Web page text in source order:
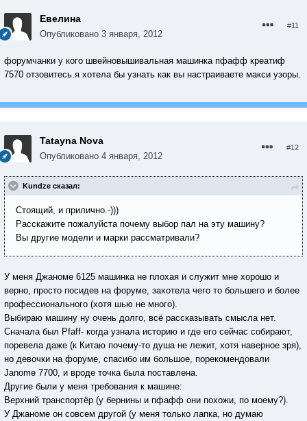
Евелина
Опубликовано 3 января, 2012
#11
форумчанки у кого швейновышивальная машинка пфафф креатиф
7570 отзовитесь.я хотела бы узнать как вы настраиваете макси узоры.
Tatayna Nova
Опубликовано 4 января, 2012
#12
Kundze сказал:
Стоящий, и прилично.-)))
Расскажите пожалуйста почему выбор пал на эту машину?
Вы другие модели и марки рассматривали?
У меня Джаноме 6125 машинка не плохая и служит мне хорошо и
верно, просто посидев на форуме, захотела чего то большего и более
профессионального (хотя шью не много).
Выбираю машину ну очень долго, всё рассказывать смысла нет.
Сначала был Pfaff- когда узнала историю и где его сейчас собирают,
поревела даже (к Китаю почему-то душа не лежит, хотя наверное зря),
но девочки на форуме, спасибо им большое, порекомендовали
Janome 7700, и вроде точка была поставлена.
Другие были у меня требования к машине:
Верхний транспортёр (у бернины и пфафф они похожи, по моему?).
У Джаноме он совсем другой (у меня только лапка, но думаю